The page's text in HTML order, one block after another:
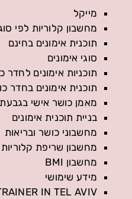
מייקל
מחשבון קלוריות לפי
תוכנית אימונים בחינם
סוגי אימונים
תוכניות אימונים לחדר
תוכנית אימונים בחדר
מאמן כושר אישי
בניית תוכנית אימונים
מחשבוני כושר ובריאות
מחשבון שריפת קלוריות
מחשבון BMI
מידע שימושי
IN TEL AVIV